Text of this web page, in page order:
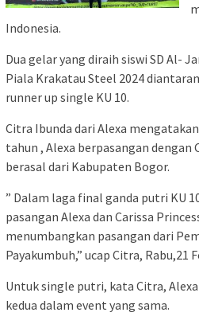
Indonesia.
Dua gelar yang diraih siswi SD Al-
Piala Krakatau Steel 2024
runner up single KU 10.
Citra Ibunda dari Alexa
tahun , Alexa berpasangan dengan
berasal dari Kabupaten Bogor.
” Dalam laga final ganda putri KU
pasangan Alexa dan Carissa
menumbangkan pasangan dari
Payakumbuh,” ucap Citra, Rabu,21
Untuk single putri, kata Citra,
kedua dalam event yang sama.